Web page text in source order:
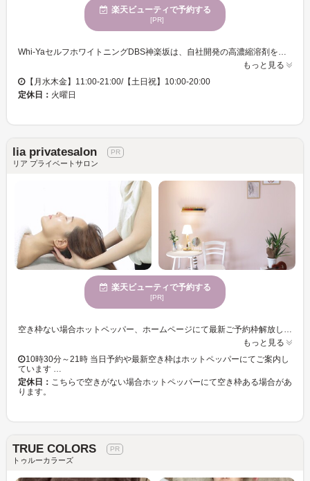
楽天ビューティで予約する
[PR]
もっと見る
【月水木金】11:00-21:00/【土日祝】10:00-20:00
定休日： 火曜日
lia privatesalon
リア プライベートサロン
楽天ビューティで予約する
[PR]
もっと見る
10時30分～21時 当日予約や最新空き枠はホットペッパーにてご案内し
ています …
定休日： こちらで空きがない場合ホットペッパーにて空き枠ある場合があ
ります。
TRUE COLORS
トゥルーカラーズ